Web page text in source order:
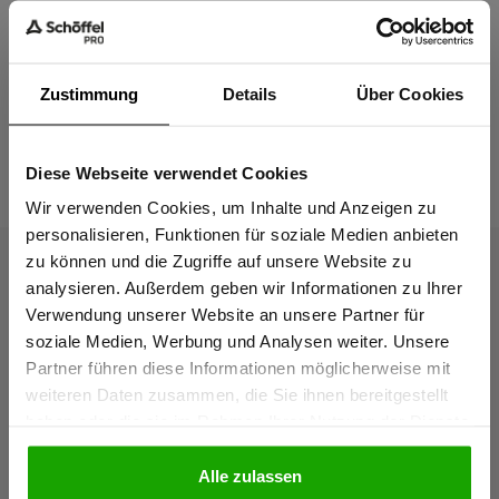
Zustimmung Details Über Cookies
Diese Webseite verwendet Cookies
Wir verwenden Cookies, um Inhalte und Anzeigen zu
personalisieren, Funktionen für soziale Medien anbieten
zu können und die Zugriffe auf unsere Website zu
analysieren. Außerdem geben wir Informationen zu Ihrer
Verwendung unserer Website an unsere Partner für
soziale Medien, Werbung und Analysen weiter. Unsere
Partner führen diese Informationen möglicherweise mit
weiteren Daten zusammen, die Sie ihnen bereitgestellt
gesammelt haben.
Alle zulassen
Das passt dazu
Sind Sie
Gewerbetreibender?
Ich bestätige, dass ich Gewerbetreibender bin. Alle
Preise werden netto ausgewiesen.